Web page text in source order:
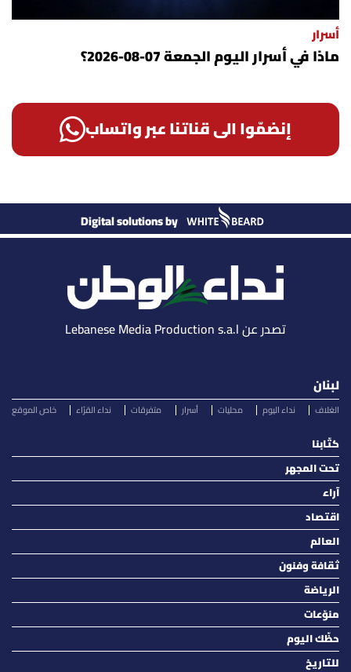
أسرار
ماذا في أسرار اليوم الجمعة 07-08-2026؟
إنضمّوا الى قناتنا عبر واتساب
Digital solutions by
تصدر عن Lebanese Media Production s.a.l
لبنان
الغلاف نداء اليوم محليات أسرار متفرقات نداء القرّاء خاص الموقع
كتّابنا
تحت المجهر
آراء
اقتصاد
العالم
ثقافة وفنون
الرياضة
منوّعات
حظّك اليوم
للتاريخ